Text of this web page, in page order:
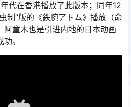
代在香港播放了此版本；同年12
制”版的《鉄腕アトム》播放（命
阿童木也是引进内地的日本动画
。